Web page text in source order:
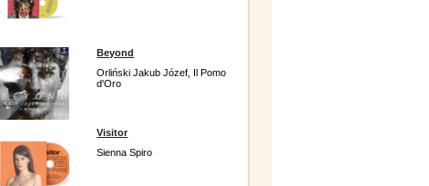
Beyond
Orliński Jakub Józef, Il Pomo
d'Oro
Visitor
Sienna Spiro